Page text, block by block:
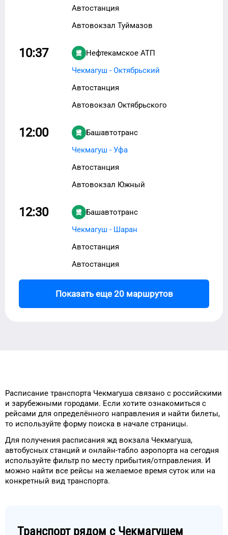
Автостанция
Автовокзал Туймазов
10:37
Нефтекамское АТП
Чекмагуш - Октябрьский
Автостанция
Автовокзал Октябрьского
12:00
Башавтотранс
Чекмагуш - Уфа
Автостанция
Автовокзал Южный
12:30
Башавтотранс
Чекмагуш - Шаран
Автостанция
Автостанция
Показать еще 20 маршрутов
Расписание транспорта Чекмагуша связано с российскими
и зарубежными городами. Если хотите ознакомиться с
рейсами для определённого направления и найти билеты,
то используйте форму поиска в начале страницы.
Для получения расписания жд вокзала Чекмагуша,
автобусных станций и онлайн-табло аэропорта на сегодня
используйте фильтр по месту прибытия/отправления. И
можно найти все рейсы на желаемое время суток или на
конкретный вид транспорта.
Транспорт рядом с Чекмагушем